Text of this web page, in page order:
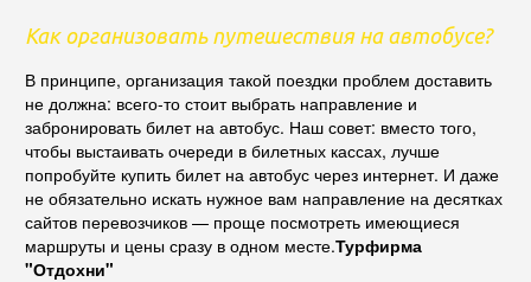
Как организовать путешествия на автобусе?
В принципе, организация такой поездки проблем доставить
не должна: всего-то стоит выбрать направление и
забронировать билет на автобус. Наш совет: вместо того,
чтобы выстаивать очереди в билетных кассах, лучше
попробуйте купить билет на автобус через интернет. И даже
не обязательно искать нужное вам направление на десятках
сайтов перевозчиков — проще посмотреть имеющиеся
маршруты и цены сразу в одном месте.Турфирма
"Отдохни"